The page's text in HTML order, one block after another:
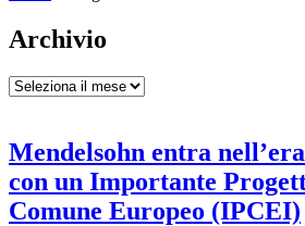
Archivio
Archivio
Mendelsohn entra
con un Importante
Comune Europeo (IPCEI)